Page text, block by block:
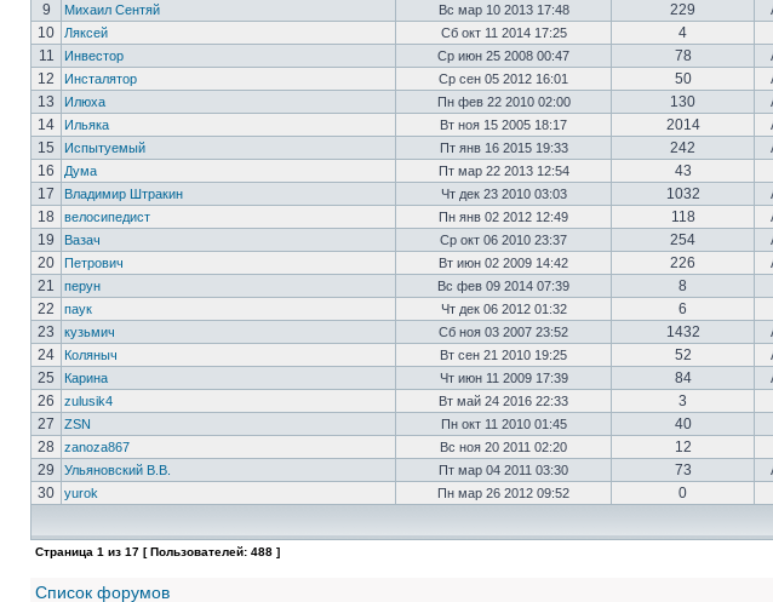
9
Михаил Сентяй Вс мар 10 2013 17:48 229
10
Ляксей Сб окт 11 2014 17:25 4
11
Инвестор Ср июн 25 2008 00:47 78
12
Инсталятор Ср сен 05 2012 16:01 50
13
Илюха Пн фев 22 2010 02:00 130
14
Ильяка Вт ноя 15 2005 18:17 2014
15
Испытуемый Пт янв 16 2015 19:33 242
16
Дума Пт мар 22 2013 12:54 43
17
Владимир Штракин Чт дек 23 2010 03:03 1032
18
велосипедист Пн янв 02 2012 12:49 118
19
Вазач Ср окт 06 2010 23:37 254
20
Петрович Вт июн 02 2009 14:42 226
21
перун Вс фев 09 2014 07:39 8
22
паук Чт дек 06 2012 01:32 6
23
кузьмич Сб ноя 03 2007 23:52 1432
24
Коляныч Вт сен 21 2010 19:25 52
25
Карина Чт июн 11 2009 17:39 84
26
zulusik4 Вт май 24 2016 22:33 3
27
ZSN Пн окт 11 2010 01:45 40
28
zanoza867 Вс ноя 20 2011 02:20 12
29
Ульяновский В.В. Пт мар 04 2011 03:30 73
30
yurok Пн мар 26 2012 09:52 0
Страница 1 из 17 [ Пользователей: 488 ]
Список форумов